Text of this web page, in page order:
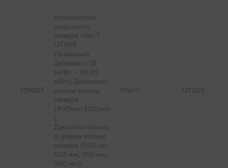
129307
Измеритель
мощности
лазера UNI-T
UT385
Лазерный
диапазон (0
мкВт ~ 39,99
мВт); Диапазон
длины волны
лазера
(400нм~1100нм
);
Дополнительна
я длина волны
лазера (520 нм,
633 нм, 650 нм,
780 нм);
UNI-T UT385